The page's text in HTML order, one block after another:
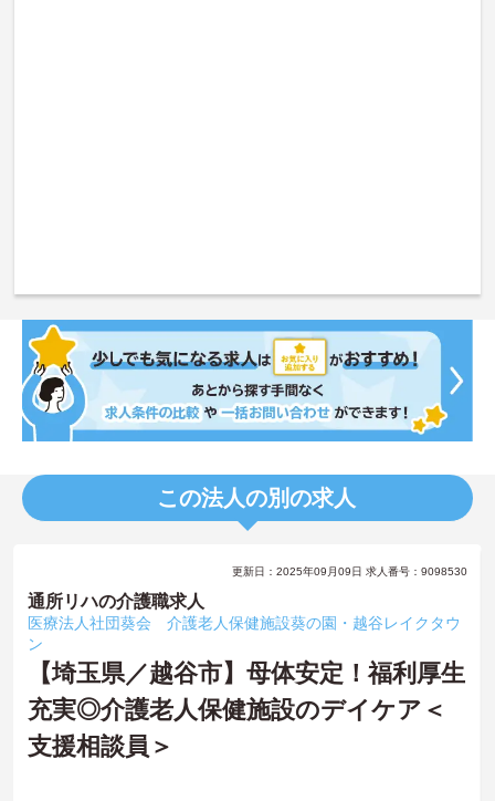
この法人の別の求人
更新日：2025年09月09日 求人番号：9098530
通所リハの介護職求人
医療法人社団葵会 介護老人保健施設葵の園・越谷レイクタウ
ン
【埼玉県／越谷市】母体安定！福利厚生
充実◎介護老人保健施設のデイケア＜
支援相談員＞